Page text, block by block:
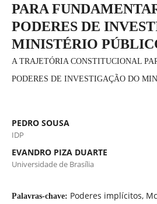
PARA
PODERES DE
MINISTÉRIO
A TRAJETÓRIA CONSTITUCIONAL
PODERES DE INVESTIGAÇÃO DO
PEDRO SOUSA
IDP
EVANDRO PIZA DUARTE
Universidade de Brasília
Palavras-chave: Poderes implícitos,